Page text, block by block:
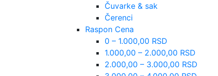
Čuvarke & sak
Čerenci
Raspon Cena
0 – 1.000,00 RSD
1.000,00 – 2.000,00 RSD
2.000,00 – 3.000,00 RSD